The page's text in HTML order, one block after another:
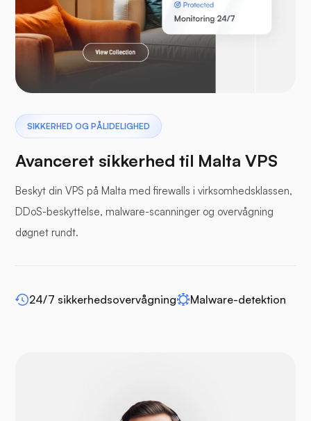
Laravel
Pterodactyl
Bufferpanel
Drupal
SIKKERHED OG PÅLIDELIGHED
Avanceret sikkerhed til Malta VPS
Beskyt din VPS på Malta med firewalls i virksomhedsklassen,
DDoS-beskyttelse, malware-scanninger og overvågning
døgnet rundt.
24/7 sikkerhedsovervågning Malware-detektion